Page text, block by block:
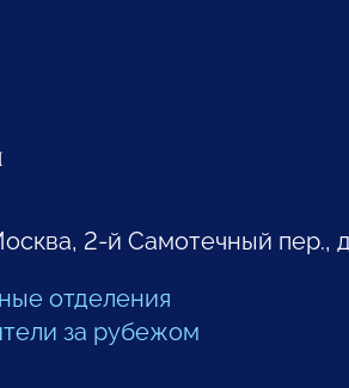
2-й Самотечный пер.,
отделения
за рубежом